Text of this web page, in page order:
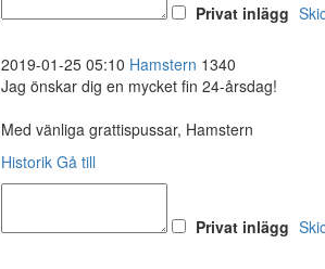
Privat inlägg
2019-01-25 05:10 Hamstern 1340
Jag önskar dig en mycket fin 24-årsdag!
Med vänliga grattispussar, Hamstern
Historik Gå till
Privat inlägg